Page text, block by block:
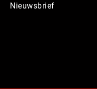
Nieuwsbrief